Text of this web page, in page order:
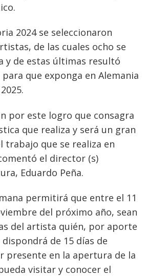
2024 se seleccionaron
de las cuales ocho se
y de estas últimas resultó
para que exponga en Alemania
por este logro que consagra
que realiza y será un gran
trabajo que se realiza en
el director (s)
Eduardo Peña.
permitirá que entre el 11
del próximo año, sean
del artista quién, por aporte
de 15 días de
presente en la apertura de la
visitar y conocer el